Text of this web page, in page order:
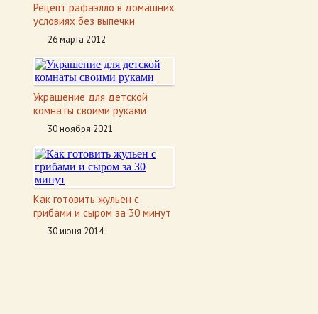
Рецепт рафаэлло в домашних
условиях без выпечки
26 марта 2012
Украшение для детской
комнаты своими руками
30 ноября 2021
Как готовить жульен с
грибами и сыром за 30 минут
30 июня 2014